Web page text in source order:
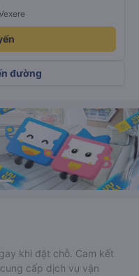
đường
khi đặt chỗ. Cam kết
cấp dịch vụ vận